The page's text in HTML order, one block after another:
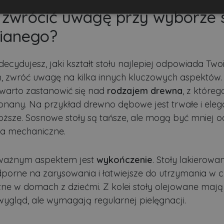
uwagę przy wyborze
jaki kształt stołu najlepiej odpowiada
zwróć uwagę na kilka innych kluczowych aspektów.
zastanowić się nad rodzajem drewna, z
Na przykład drewno dębowe jest trwałe i
Sosnowe stoły są tańsze, ale mogą być mniej
mechaniczne.
aspektem jest wykończenie. Stoły
na zarysowania i łatwiejsze do utrzymania w
w domach z dziećmi. Z kolei stoły olejowane
ale wymagają regularnej pielęgnacji.
Wydajność Targetowanie Funkcjonalność
Targetowanie Funkcjonalność
korzystanie z podstawowych funkcji strony internetowej, takich jak
niezbędnych plików cookie nie można prawidłowo korzystać ze strony internetowej.
Dostawca
Domena
sekund
CookieScript
lubartow24.pl
1 miesiąc
Ten plik cookie jest używany przez
zapamiętywania preferencji
pliki cookie. Jest to konieczne, aby
Script.com działał poprawnie.
YouTube
5 miesięcy 4
Ten plik cookie jest używany do